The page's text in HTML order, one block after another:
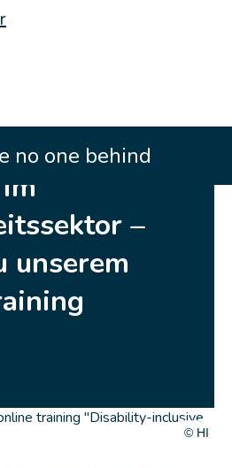
no one behind
–
unserem
© HI